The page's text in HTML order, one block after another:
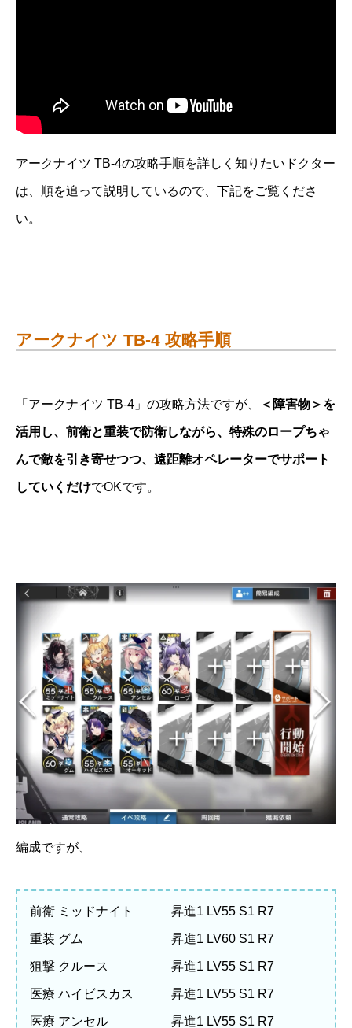
アークナイツ TB-4の攻略手順を詳しく知りたいドクター
は、順を追って説明しているので、下記をご覧くださ
い。
アークナイツ TB-4 攻略手順
「アークナイツ TB-4」の攻略方法ですが、 ＜障害物＞を
活用し、前衛と重装で防衛しながら、特殊のロープちゃ
んで敵を引き寄せつつ、遠距離オペレーターでサポート
していくだけでOKです。
編成ですが、
前衛 ミッドナイト 昇進1 LV55 S1 R7
重装 グム 昇進1 LV60 S1 R7
狙撃 クルース 昇進1 LV55 S1 R7
医療 ハイビスカス 昇進1 LV55 S1 R7
医療 アンセル 昇進1 LV55 S1 R7